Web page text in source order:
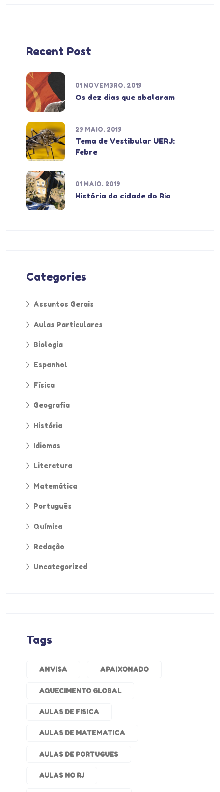
Recent Post
01 NOVEMBRO. 2019
Os dez dias que abalaram
29 MAIO. 2019
Tema de Vestibular UERJ:
Febre
01 MAIO. 2019
História da cidade do Rio
Categories
Assuntos Gerais
Aulas Particulares
Biologia
Espanhol
Física
Geografia
História
Idiomas
Literatura
Matemática
Português
Química
Redação
Uncategorized
Tags
ANVISA APAIXONADO
AQUECIMENTO GLOBAL
AULAS DE FISICA
AULAS DE MATEMATICA
AULAS DE PORTUGUES
AULAS NO RJ